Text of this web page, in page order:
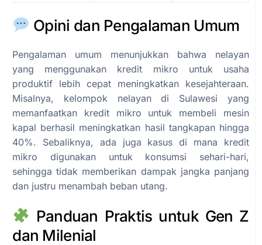
Opini dan Pengalaman Umum
Pengalaman umum menunjukkan bahwa nelayan
yang menggunakan kredit mikro untuk usaha
produktif lebih cepat meningkatkan kesejahteraan.
Misalnya, kelompok nelayan di Sulawesi yang
memanfaatkan kredit mikro untuk membeli mesin
kapal berhasil meningkatkan hasil tangkapan hingga
40%. Sebaliknya, ada juga kasus di mana kredit
mikro digunakan untuk konsumsi sehari-hari,
sehingga tidak memberikan dampak jangka panjang
dan justru menambah beban utang.
Panduan Praktis untuk Gen Z
dan Milenial